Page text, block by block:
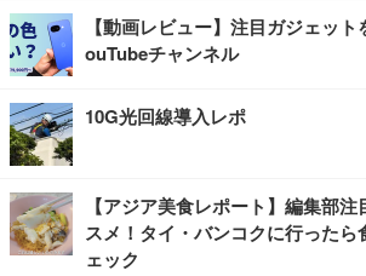
【動画レビュー】注目ガジェッ
ouTubeチャンネル
10G光回線導入レポ
【アジア美食レポート】編集部
スメ！タイ・バンコクに行った
ェック